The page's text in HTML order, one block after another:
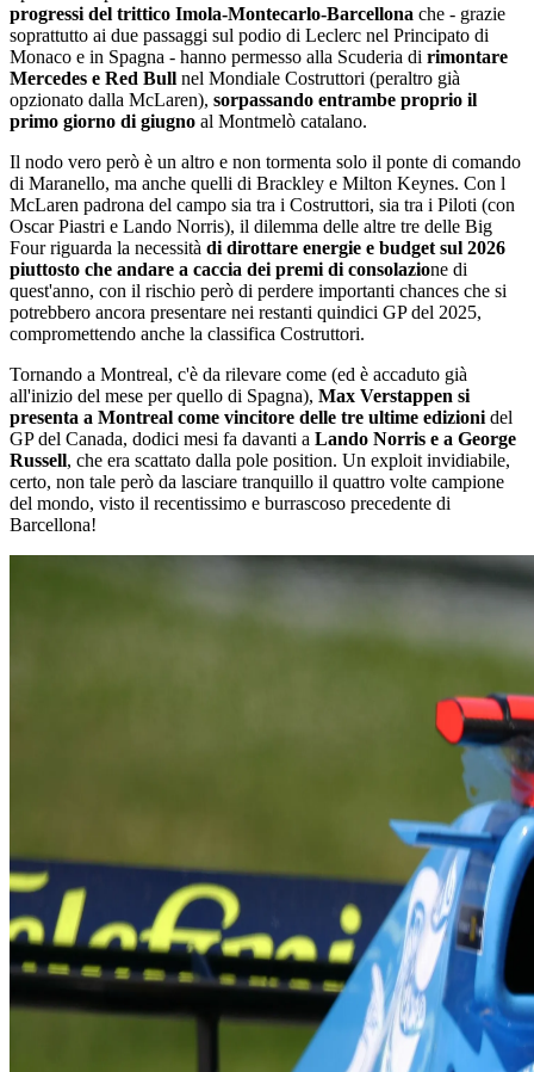
progressi del trittico Imola-Montecarlo-Barcellona che - grazie
soprattutto ai due passaggi sul podio di Leclerc nel Principato di
Monaco e in Spagna - hanno permesso alla Scuderia di rimontare
Mercedes e Red Bull nel Mondiale Costruttori (peraltro già
opzionato dalla McLaren), sorpassando entrambe proprio il
primo giorno di giugno al Montmelò catalano.
Il nodo vero però è un altro e non tormenta solo il ponte di comando
di Maranello, ma anche quelli di Brackley e Milton Keynes. Con l
McLaren padrona del campo sia tra i Costruttori, sia tra i Piloti (con
Oscar Piastri e Lando Norris), il dilemma delle altre tre delle Big
Four riguarda la necessità di dirottare energie e budget sul 2026
piuttosto che andare a caccia dei premi di consolazione di
quest'anno, con il rischio però di perdere importanti chances che si
potrebbero ancora presentare nei restanti quindici GP del 2025,
compromettendo anche la classifica Costruttori.
Tornando a Montreal, c'è da rilevare come (ed è accaduto già
all'inizio del mese per quello di Spagna), Max Verstappen si
presenta a Montreal come vincitore delle tre ultime edizioni del
GP del Canada, dodici mesi fa davanti a Lando Norris e a George
Russell, che era scattato dalla pole position. Un exploit invidiabile,
certo, non tale però da lasciare tranquillo il quattro volte campione
del mondo, visto il recentissimo e burrascoso precedente di
Barcellona!